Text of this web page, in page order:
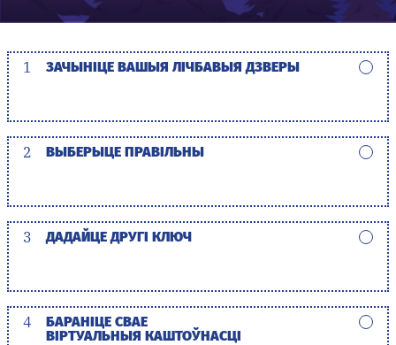
1 ЗАЧЫНІЦЕ ВАШЫЯ ЛІЧБАВЫЯ ДЗВЕРЫ
2 ВЫБЕРЫЦЕ ПРАВІЛЬНЫ
3 ДАДАЙЦЕ ДРУГІ КЛЮЧ
4
БАРАНІЦЕ СВАЕ
ВІРТУАЛЬНЫЯ КАШТОЎНАСЦІ